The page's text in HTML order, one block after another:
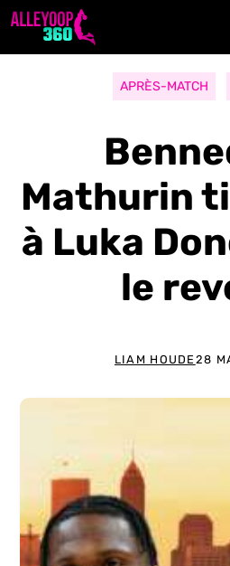
Aller
APRÈS-MATCH
Mathurin
à Luka
le
LIAM HOUDE 28